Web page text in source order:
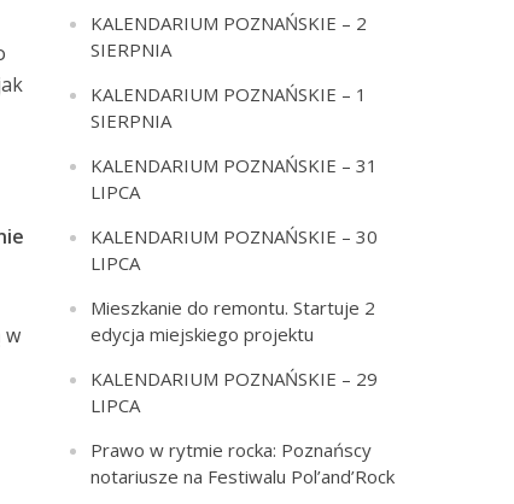
w
KALENDARIUM POZNAŃSKIE – 2
SIERPNIA
KALENDARIUM POZNAŃSKIE – 1
SIERPNIA
KALENDARIUM POZNAŃSKIE – 31
LIPCA
KALENDARIUM POZNAŃSKIE – 30
LIPCA
Mieszkanie do remontu. Startuje 2
edycja miejskiego projektu
KALENDARIUM POZNAŃSKIE – 29
LIPCA
Prawo w rytmie rocka: Poznańscy
notariusze na Festiwalu Pol’and’Rock